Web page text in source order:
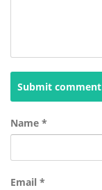
Submit comment
Name *
Email *